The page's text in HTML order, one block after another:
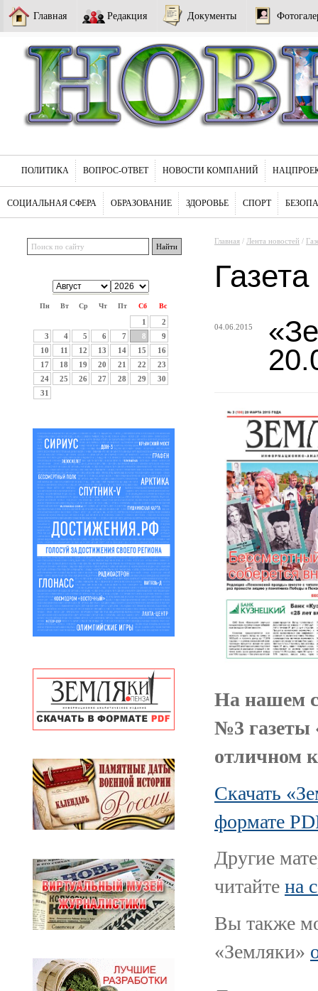
Главная Редакция Документы
ПОЛИТИКА ВОПРОС-ОТВЕТ НОВОСТИ КОМПАНИЙ
СОЦИАЛЬНАЯ СФЕРА ОБРАЗОВАНИЕ ЗДОРОВЬЕ СПОРТ
Пн Вт Ср Чт Пт Сб Вс
1
2
3
4 5 6 7 8
9
10
11 12 13 14 15
16
17
18 19 20 21 22
23
24
25 26 27 28 29
30
31
Главная / Лента новостей /
04.06.2015
На нашем
№3 газеты
отличном
Скачать
формате
Другие
читайте на
Вы также
«Земляки»